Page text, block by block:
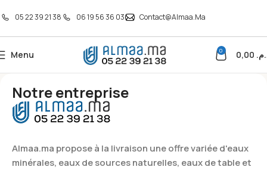
05 22 39 21 38 06 19 56 36 03 Contact@almaa.ma
Menu 0
Notre entreprise
Almaa.ma propose à la livraison une offre variée d'eaux
minérales, eaux de sources naturelles, eaux de table et